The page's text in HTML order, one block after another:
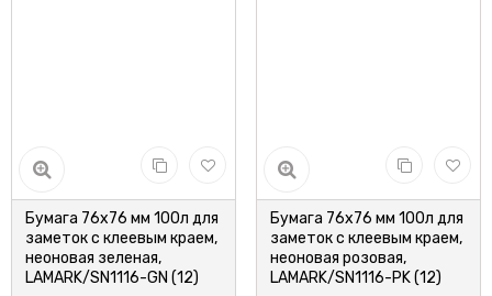
Бумага 76x76 мм 100л для
заметок с клеевым краем,
неоновая зеленая,
LAMARK/SN1116-GN (12)
Бумага 76x76 мм 100л для
заметок с клеевым краем,
неоновая розовая,
LAMARK/SN1116-PK (12)